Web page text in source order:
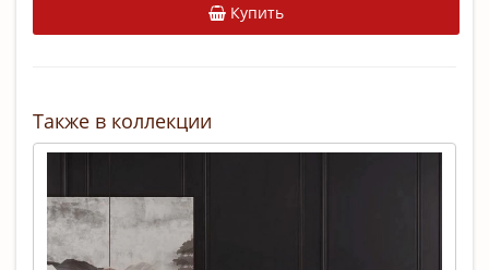
Купить
Также в коллекции